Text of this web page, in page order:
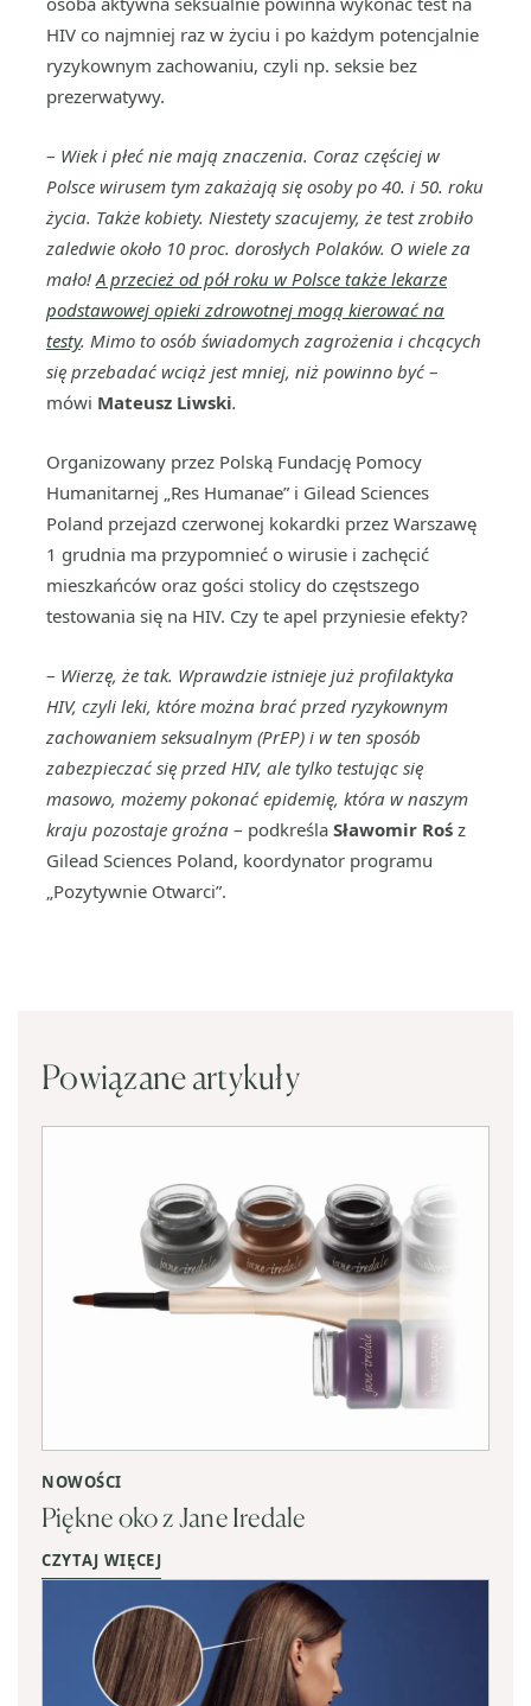
HIV co najmniej raz w życiu i po każdym potencjalnie
ryzykownym zachowaniu, czyli np. seksie bez
prezerwatywy.
– Wiek i płeć nie mają znaczenia. Coraz częściej w
Polsce wirusem tym zakażają się osoby po 40. i 50. roku
życia. Także kobiety. Niestety szacujemy, że test zrobiło
zaledwie około 10 proc. dorosłych Polaków. O wiele za
mało!A przecież od pół roku w Polsce także lekarze
podstawowej opieki zdrowotnej mogą kierować na
testy. Mimo to osób świadomych zagrożenia i chcących
się przebadać wciąż jest mniej, niż powinno być –
mówi Mateusz Liwski.
Organizowany przez Polską Fundację Pomocy
Humanitarnej „Res Humanae” i Gilead Sciences
Poland przejazd czerwonej kokardki przez Warszawę
1 grudnia ma przypomnieć o wirusie i zachęcić
mieszkańców oraz gości stolicy do częstszego
testowania się na HIV. Czy te apel przyniesie efekty?
– Wierzę, że tak. Wprawdzie istnieje już profilaktyka
HIV, czyli leki, które można brać przed ryzykownym
zachowaniem seksualnym (PrEP) i w ten sposób
zabezpieczać się przed HIV, ale tylko testując się
masowo, możemy pokonać epidemię, która w naszym
kraju pozostaje groźna – podkreśla Sławomir Roś z
Gilead Sciences Poland, koordynator programu
„Pozytywnie Otwarci”.
Powiązane artykuły
NOWOŚCI
Piękne oko z Jane Iredale
CZYTAJ WIĘCEJ